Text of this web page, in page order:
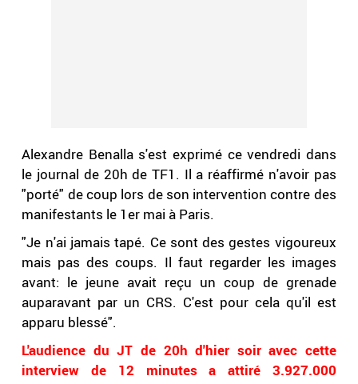
Alexandre Benalla s'est exprimé ce vendredi dans
le journal de 20h de TF1. Il a réaffirmé n'avoir pas
"porté" de coup lors de son intervention contre des
manifestants le 1er mai à Paris.
"Je n'ai jamais tapé. Ce sont des gestes vigoureux
mais pas des coups. Il faut regarder les images
avant: le jeune avait reçu un coup de grenade
auparavant par un CRS. C'est pour cela qu'il est
apparu blessé".
L'audience du JT de 20h d'hier soir avec cette
interview de 12 minutes a attiré 3.927.000